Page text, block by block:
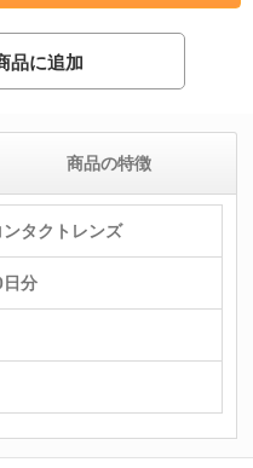
品に追加
タクトレンズ
日分
商品の特徴